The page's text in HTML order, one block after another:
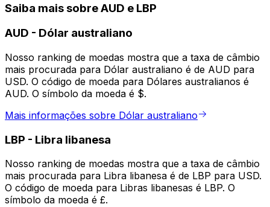
Saiba mais sobre AUD e LBP
AUD - Dólar australiano
Nosso ranking de moedas mostra que a taxa de câmbio
mais procurada para Dólar australiano é de AUD para
USD. O código de moeda para Dólares australianos é
AUD. O símbolo da moeda é $.
Mais informações sobre Dólar australiano
LBP - Libra libanesa
Nosso ranking de moedas mostra que a taxa de câmbio
mais procurada para Libra libanesa é de LBP para USD.
O código de moeda para Libras libanesas é LBP. O
símbolo da moeda é £.